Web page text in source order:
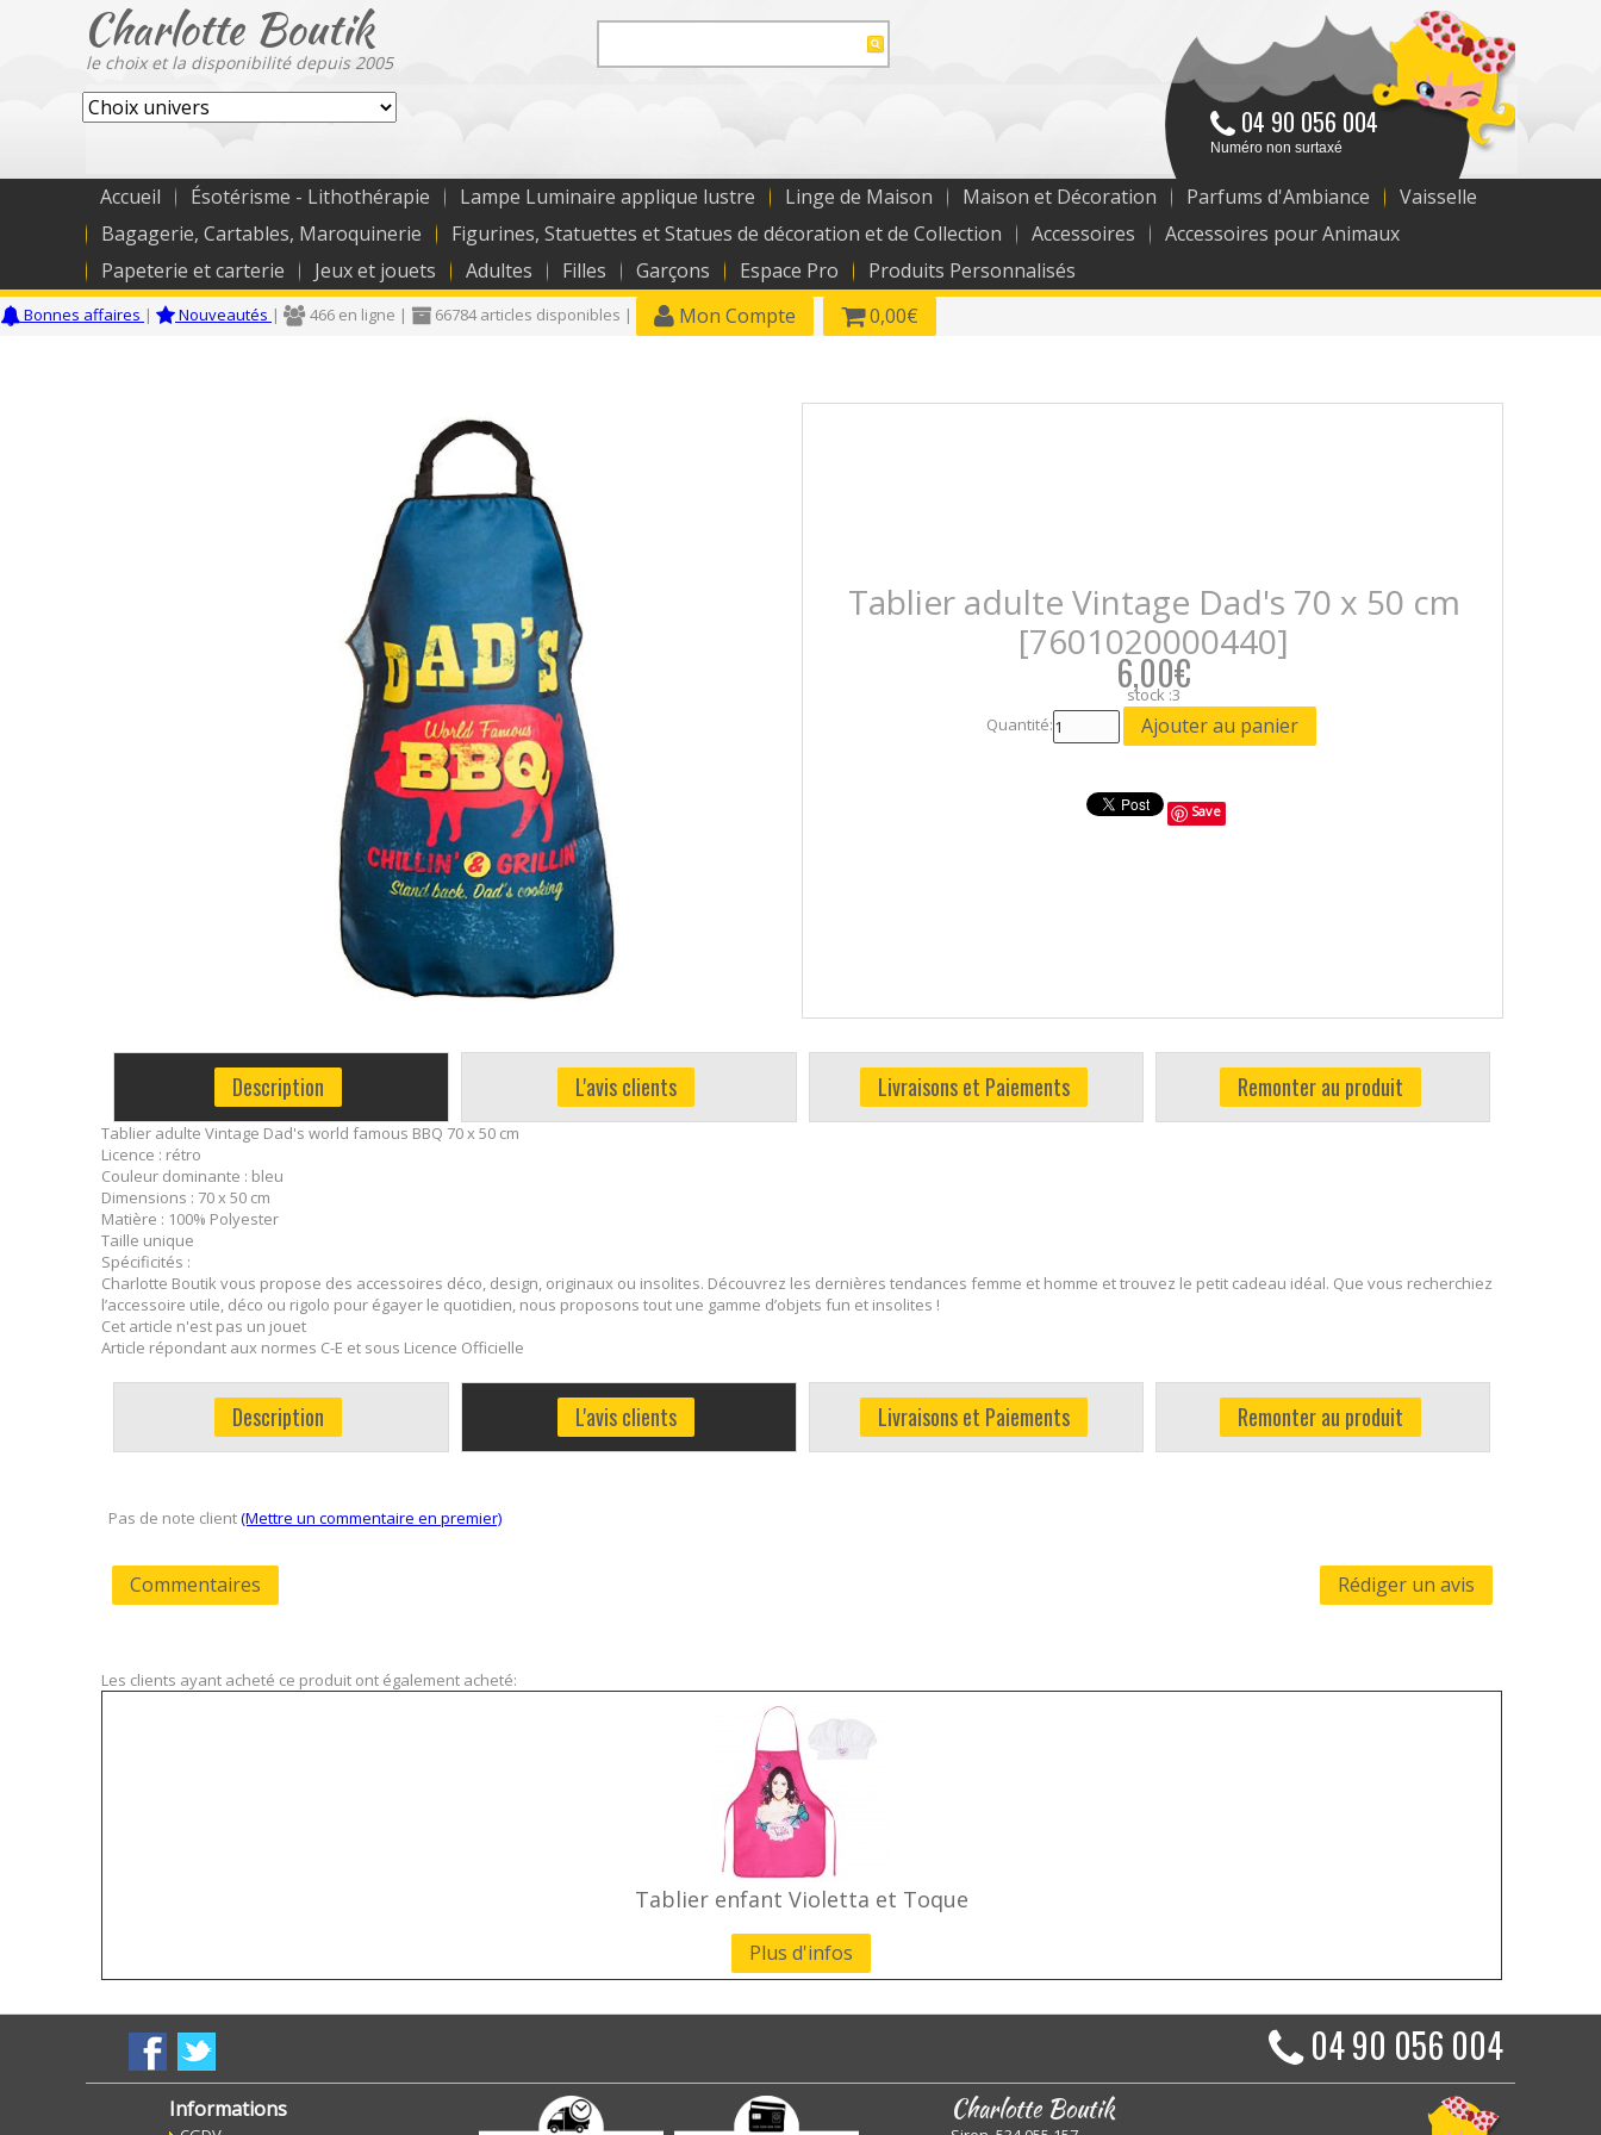
04 90 056 004
Numéro non surtaxé
Charlotte Boutik
le choix et la disponibilité depuis 2005
Accueil Ésotérisme - Lithothérapie Lampe Luminaire applique lustre Linge de Maison Maison et Décoration Parfums d'Ambiance
Vaisselle
Bagagerie, Cartables, Maroquinerie
Figurines, Statuettes et Statues de décoration et de Collection Accessoires
Accessoires pour Animaux
Papeterie et carterie
Jeux et jouets Adultes Filles Garçons Espace Pro Produits Personnalisés
Bonnes affaires | Nouveautés | 466 en ligne | 66784 articles disponibles | Mon Compte 0,00€
Tablier adulte Vintage Dad's 70 x 50 cm
[7601020000440]
6,00€
stock :3
Quantité:
Save
Description L'avis clients Livraisons et Paiements Remonter au produit
Tablier adulte Vintage Dad's world famous BBQ 70 x 50 cm
Licence : rétro
Couleur dominante : bleu
Dimensions : 70 x 50 cm
Matière : 100% Polyester
Taille unique
Spécificités :
Charlotte Boutik vous propose des accessoires déco, design, originaux ou insolites. Découvrez les dernières tendances femme et homme et trouvez le petit cadeau idéal. Que vous recherchiez
l’accessoire utile, déco ou rigolo pour égayer le quotidien, nous proposons tout une gamme d’objets fun et insolites !
Cet article n'est pas un jouet
Article répondant aux normes C-E et sous Licence Officielle
Description L'avis clients Livraisons et Paiements Remonter au produit
Pas de note client(Mettre un commentaire en premier)
Commentaires Rédiger un avis
Les clients ayant acheté ce produit ont également acheté:
Tablier enfant Violetta et Toque
Plus d'infos
04 90 056 004
Informations Charlotte Boutik